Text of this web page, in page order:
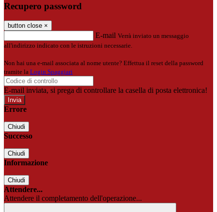
Recupero password
button close ×
E-mail Verrà inviato un messaggio
all'indirizzo indicato con le istruzioni necessarie.
Non hai una e-mail associata al nome utente? Effettua il reset della password
tramite la Login Spaggiari
E-mail inviata, si prega di controllare la casella di posta elettronica!
Errore
Chiudi
Successo
Chiudi
Informazione
Chiudi
Attendere...
Attendere il completamento dell'operazione...